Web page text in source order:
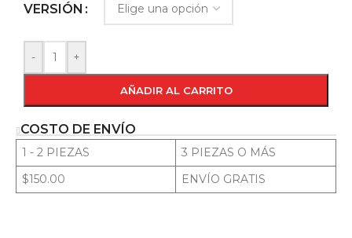
VERSIÓN
- +
AÑADIR AL CARRITO
COSTO DE ENVÍO
1 - 2 PIEZAS
3 PIEZAS O MÁS
$150.00
ENVÍO GRATIS